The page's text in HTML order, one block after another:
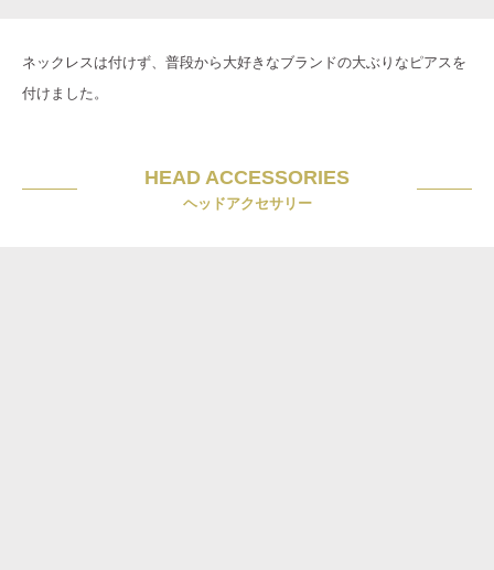
ネックレスは付けず、普段から大好きなブランドの大ぶりなピアスを
付けました。
HEAD ACCESSORIES
ヘッドアクセサリー